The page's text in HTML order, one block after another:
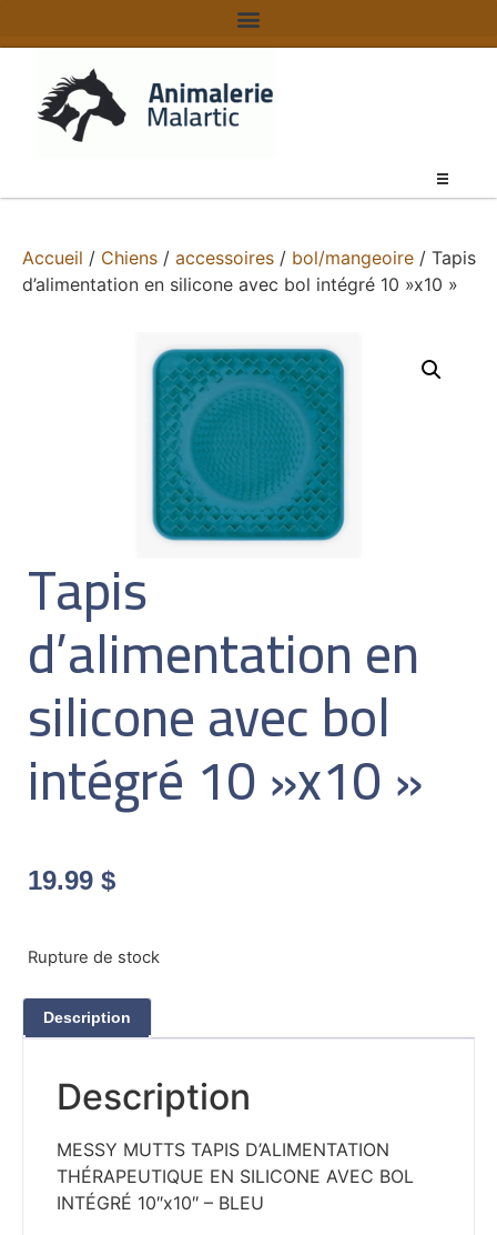
Accueil / Chiens / accessoires / bol/mangeoire / Tapis
d’alimentation en silicone avec bol intégré 10 »x10 »
Tapis
d’alimentation en
silicone avec bol
intégré 10 »x10 »
19.99 $
Rupture de stock
Description
Description
MESSY MUTTS TAPIS D’ALIMENTATION
THÉRAPEUTIQUE EN SILICONE AVEC BOL
INTÉGRÉ 10″x10″ – BLEU